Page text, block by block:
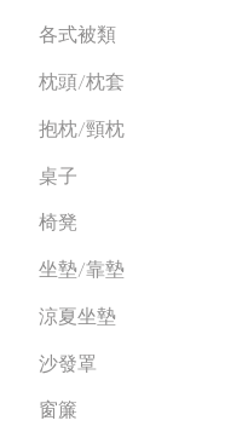
各式被類
枕頭/枕套
抱枕/頸枕
桌子
椅凳
坐墊/靠墊
涼夏坐墊
沙發罩
窗簾